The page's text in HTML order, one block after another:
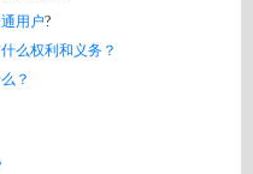
用户?
么权利和义务？
？